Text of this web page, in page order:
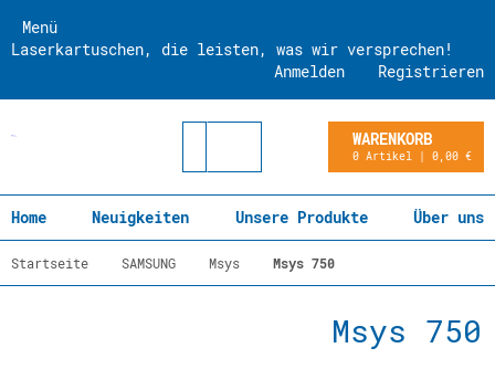
Menü
Laserkartuschen, die leisten, was wir versprechen!
Registrieren
Anmelden
WARENKORB
0 Artikel | 0,00 €
Home Neuigkeiten Unsere Produkte Über uns
Startseite SAMSUNG Msys Msys 750
Msys 750